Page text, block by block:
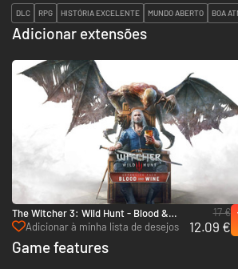
DLC RPG HISTÓRIA EXCELENTE MUNDO ABERTO BOA
Adicionar extensões
The Witcher 3: Wild Hunt - Blood &
Wine - Xbox One & Xbox Series X|S
Adicionar à minha lista de desejos
17 €
12.09 €
Game features